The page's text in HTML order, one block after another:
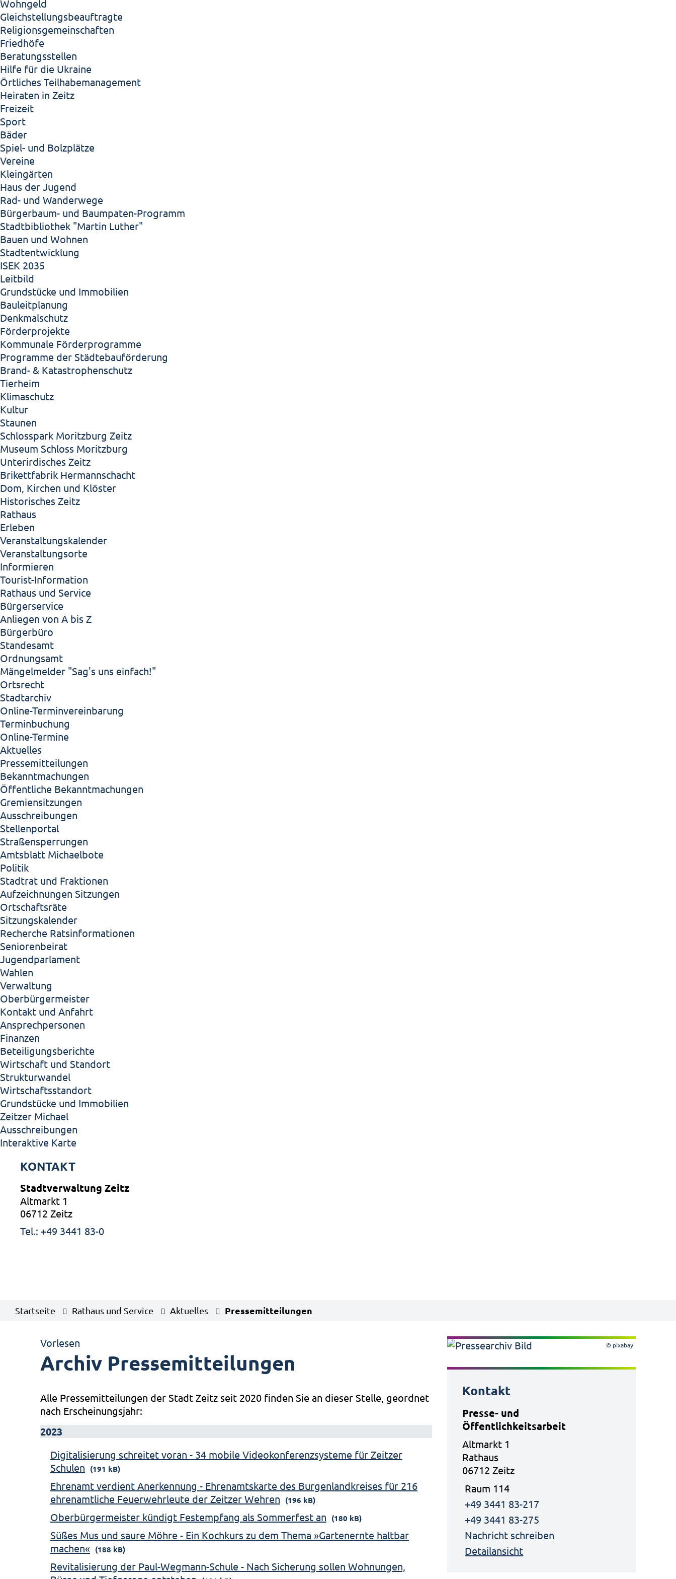
Wohngeld
Gleichstellungsbeauftragte
Religionsgemeinschaften
Friedhöfe
Beratungsstellen
Hilfe für die Ukraine
Örtliches Teilhabemanagement
Heiraten in Zeitz
Freizeit
Sport
Bäder
Spiel- und Bolzplätze
Vereine
Kleingärten
Haus der Jugend
Rad- und Wanderwege
Bürgerbaum- und Baumpaten-Programm
Stadtbibliothek "Martin Luther"
Bauen und Wohnen
Stadtentwicklung
ISEK 2035
Leitbild
Grundstücke und Immobilien
Bauleitplanung
Denkmalschutz
Förderprojekte
Kommunale Förderprogramme
Programme der Städtebauförderung
Brand- & Katastrophenschutz
Tierheim
Klimaschutz
Kultur
Staunen
Schlosspark Moritzburg Zeitz
Museum Schloss Moritzburg
Unterirdisches Zeitz
Brikettfabrik Hermannschacht
Dom, Kirchen und Klöster
Historisches Zeitz
Rathaus
Erleben
Veranstaltungskalender
Veranstaltungsorte
Informieren
Tourist-Information
Rathaus und Service
Bürgerservice
Anliegen von A bis Z
Bürgerbüro
Standesamt
Ordnungsamt
Mängelmelder "Sag's uns einfach!"
Ortsrecht
Stadtarchiv
Online-Terminvereinbarung
Terminbuchung
Online-Termine
Aktuelles
Pressemitteilungen
Bekanntmachungen
Öffentliche Bekanntmachungen
Gremiensitzungen
Ausschreibungen
Stellenportal
Straßensperrungen
Amtsblatt Michaelbote
Politik
Stadtrat und Fraktionen
Aufzeichnungen Sitzungen
Ortschaftsräte
Sitzungskalender
Recherche Ratsinformationen
Seniorenbeirat
Jugendparlament
Wahlen
Verwaltung
Oberbürgermeister
Kontakt und Anfahrt
Ansprechpersonen
Finanzen
Beteiligungsberichte
Wirtschaft und Standort
Strukturwandel
Wirtschaftsstandort
Grundstücke und Immobilien
Zeitzer Michael
Ausschreibungen
Interaktive Karte
KONTAKT
Stadtverwaltung Zeitz
Altmarkt 1
06712 Zeitz
Tel.: +49 3441 83-0
Startseite Rathaus und Service Aktuelles Pressemitteilungen
Vorlesen
Archiv Pressemitteilungen
Alle Pressemitteilungen der Stadt Zeitz seit 2020 finden Sie an dieser Stelle, geordnet
nach Erscheinungsjahr:
2023
Digitalisierung schreitet voran - 34 mobile Videokonferenzsysteme für Zeitzer
Schulen (191 kB)
Ehrenamt verdient Anerkennung - Ehrenamtskarte des Burgenlandkreises für 216
ehrenamtliche Feuerwehrleute der Zeitzer Wehren (196 kB)
Oberbürgermeister kündigt Festempfang als Sommerfest an (180 kB)
Süßes Mus und saure Möhre - Ein Kochkurs zu dem Thema »Gartenernte haltbar
machen« (188 kB)
Revitalisierung der Paul-Wegmann-Schule - Nach Sicherung sollen Wohnungen,
© pixabay
Kontakt
Presse- und
Öffentlichkeitsarbeit
Altmarkt 1
Rathaus
06712 Zeitz
Raum 114
+49 3441 83-217
+49 3441 83-275
Nachricht schreiben
Detailansicht